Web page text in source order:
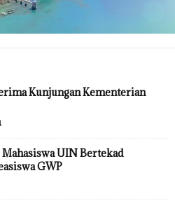
Kunjungan Kementerian
UIN Bertekad
GWP